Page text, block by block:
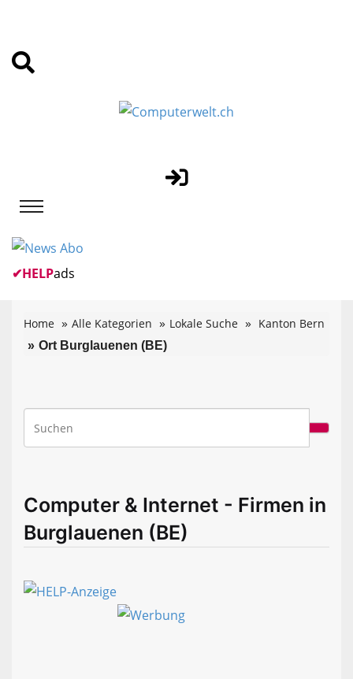
✔HELPads
Home Alle Kategorien Lokale Suche Kanton Bern
Ort Burglauenen (BE)
Computer & Internet - Firmen in
Burglauenen (BE)